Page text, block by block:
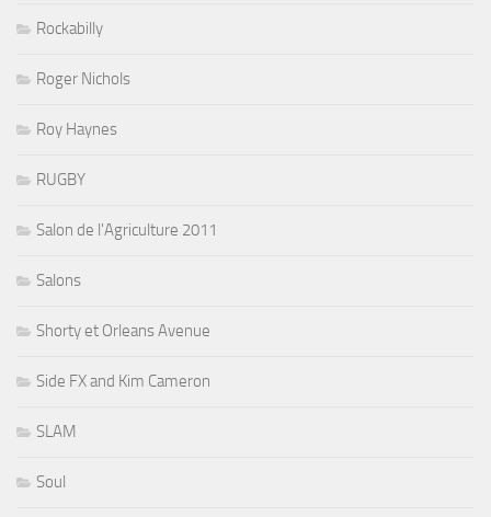
Rockabilly
Roger Nichols
Roy Haynes
RUGBY
Salon de l'Agriculture 2011
Salons
Shorty et Orleans Avenue
Side FX and Kim Cameron
SLAM
Soul